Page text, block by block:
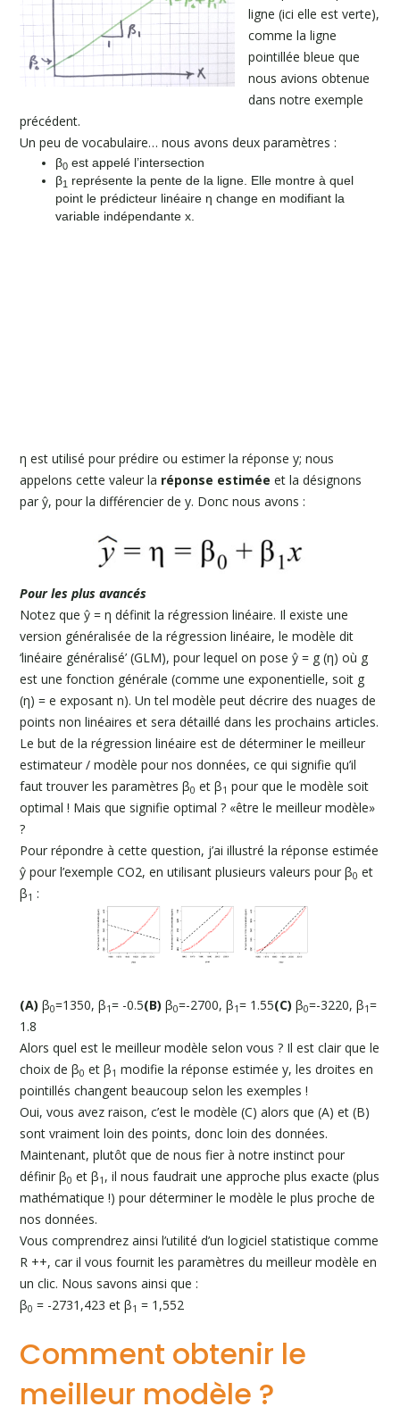
ligne (ici elle est verte),
comme la ligne
pointillée bleue que
nous avions obtenue
dans notre exemple
précédent.
Un peu de vocabulaire… nous avons deux paramètres :
β0 est appelé l’intersection
β1 représente la pente de la ligne. Elle montre à quel
point le prédicteur linéaire η change en modifiant la
variable indépendante x.
η est utilisé pour prédire ou estimer la réponse y; nous
appelons cette valeur la réponse estimée et la désignons
par ŷ, pour la différencier de y. Donc nous avons :
Pour les plus avancés
Notez que ŷ = η définit la régression linéaire. Il existe une
version généralisée de la régression linéaire, le modèle dit
‘linéaire généralisé’ (GLM), pour lequel on pose ŷ = g (η) où g
est une fonction générale (comme une exponentielle, soit g
(η) = e exposant n). Un tel modèle peut décrire des nuages de
points non linéaires et sera détaillé dans les prochains articles.
Le but de la régression linéaire est de déterminer le meilleur
estimateur / modèle pour nos données, ce qui signifie qu’il
faut trouver les paramètres β0 et β1 pour que le modèle soit
optimal ! Mais que signifie optimal ? «être le meilleur modèle»
?
Pour répondre à cette question, j’ai illustré la réponse estimée
ŷ pour l’exemple CO2, en utilisant plusieurs valeurs pour β0 et
β1 :
(A) β0=1350, β1= -0.5(B) β0=-2700, β1= 1.55(C) β0=-3220, β1=
1.8
Alors quel est le meilleur modèle selon vous ? Il est clair que le
choix de β0 et β1 modifie la réponse estimée y, les droites en
pointillés changent beaucoup selon les exemples !
Oui, vous avez raison, c’est le modèle (C) alors que (A) et (B)
sont vraiment loin des points, donc loin des données.
Maintenant, plutôt que de nous fier à notre instinct pour
définir β0 et β1, il nous faudrait une approche plus exacte (plus
mathématique !) pour déterminer le modèle le plus proche de
nos données.
Vous comprendrez ainsi l’utilité d’un logiciel statistique comme
R ++, car il vous fournit les paramètres du meilleur modèle en
un clic. Nous savons ainsi que :
β0 = -2731,423 et β1 = 1,552
Comment obtenir le
meilleur modèle ?